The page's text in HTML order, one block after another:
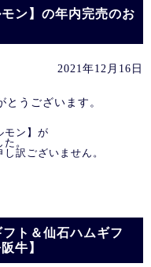
ン】の年内完売のお
2021年12月16日
うございます。
モン】が
。
訳ございません。
フト＆仙石ハムギフ
牛】